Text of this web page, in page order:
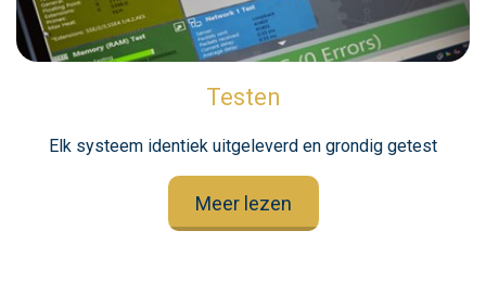
Testen
Elk systeem identiek uitgeleverd en grondig getest
Meer lezen